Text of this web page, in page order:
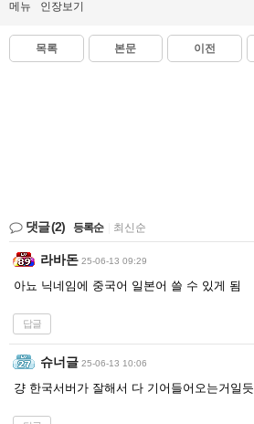
메뉴 인장보기
목록 본문 이전
댓글(2) 등록순 최신순
라바돈 25-06-13 09:29
아뇨 닉네임에 중국어 일본어 쓸 수 있게 됨
답글
슈너글 25-06-13 10:06
걍 한국서버가 잘해서 다 기어들어오는거일듯